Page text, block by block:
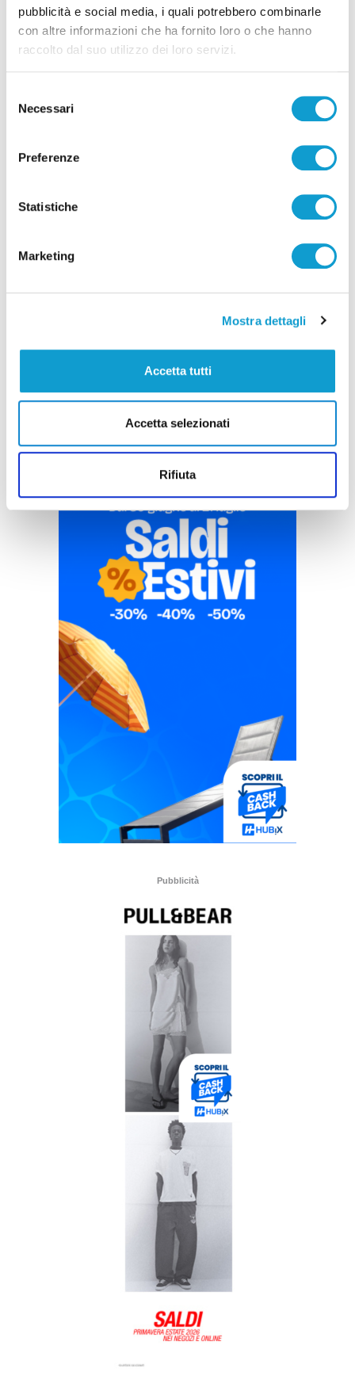
pubblicità e social media, i quali potrebbero combinarle
con altre informazioni che ha fornito loro o che hanno
raccolto dal suo utilizzo dei loro servizi.
delNecessari
Preferenze
Statistiche
Marketing
Mostra dettagli
Accetta tutti
Accetta selezionati
Rifiuta
carcere di Ascoli Piceno: due feriti
Pubblicità